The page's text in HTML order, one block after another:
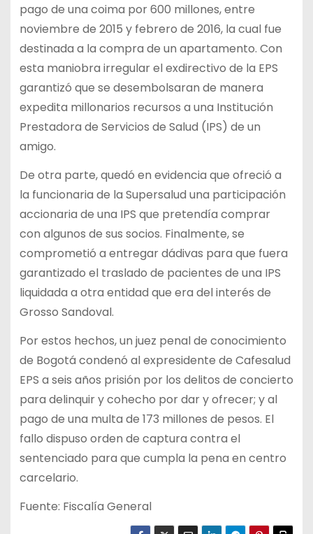
pago de una coima por 600 millones, entre
noviembre de 2015 y febrero de 2016, la cual fue
destinada a la compra de un apartamento. Con
esta maniobra irregular el exdirectivo de la EPS
garantizó que se desembolsaran de manera
expedita millonarios recursos a una Institución
Prestadora de Servicios de Salud (IPS) de un
amigo.
De otra parte, quedó en evidencia que ofreció a
la funcionaria de la Supersalud una participación
accionaria de una IPS que pretendía comprar
con algunos de sus socios. Finalmente, se
comprometió a entregar dádivas para que fuera
garantizado el traslado de pacientes de una IPS
liquidada a otra entidad que era del interés de
Grosso Sandoval.
Por estos hechos, un juez penal de conocimiento
de Bogotá condenó al expresidente de Cafesalud
EPS a seis años prisión por los delitos de concierto
para delinquir y cohecho por dar y ofrecer; y al
pago de una multa de 173 millones de pesos. El
fallo dispuso orden de captura contra el
sentenciado para que cumpla la pena en centro
carcelario.
Fuente: Fiscalía General